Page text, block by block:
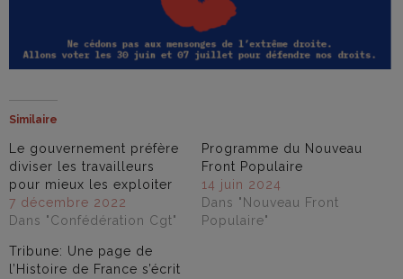
Similaire
Le gouvernement préfère
diviser les travailleurs
pour mieux les exploiter
7 décembre 2022
Dans "Confédération Cgt"
Programme du Nouveau
Front Populaire
14 juin 2024
Dans "Nouveau Front
Populaire"
Tribune: Une page de
l’Histoire de France s’écrit